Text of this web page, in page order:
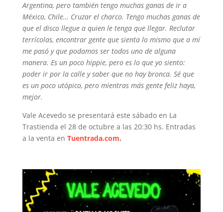
Argentina, pero también tengo muchas ganas de ir a
México, Chile… Cruzar el charco. Tengo muchas ganas de
que el disco llegue a quien le tenga que llegar. Reclutar
terrícolas, encontrar gente que sienta lo mismo que a mí
me pasó y que podamos ser todos uno de alguna
manera. Es un poco hippie, pero es lo que yo siento:
poder ir por la calle y saber que no hay bronca. Sé que
es un poco utópico, pero mientras más gente feliz haya,
mejor.
Vale Acevedo se presentará este sábado en La
Trastienda el 28 de octubre a las 20:30 hs. Entradas
a la venta en Tuentrada.com.